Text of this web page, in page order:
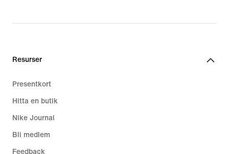
1 399,00 kr
Resurser
Presentkort
Hitta en butik
Nike Journal
Bli medlem
Feedback